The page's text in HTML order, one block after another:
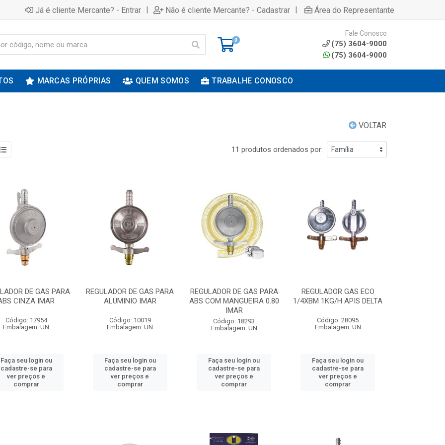
Já é cliente Mercante? - Entrar | Não é cliente Mercante? - Cadastrar | Área do Representante
0
Fale Conosco
(75) 3604-9000
(75) 3604-9000
MARCAS PRÓPRIAS QUEM SOMOS TRABALHE CONOSCO
VOLTAR
11 produtos ordenados por:
DE GAS PARA
CINZA IMAR
Código: 17954
Embalagem: UN
Faça seu login ou
cadastre-se para
ver preços e
comprar
REGULADOR DE GAS PARA
ALUMINIO IMAR
Código: 10019
Embalagem: UN
Faça seu login ou
cadastre-se para
ver preços e
comprar
REGULADOR DE GAS PARA
ABS COM MANGUEIRA 0.80
IMAR
Código: 18293
Embalagem: UN
Faça seu login ou
cadastre-se para
ver preços e
comprar
REGULADOR GAS ECO
1/4XBM 1KG/H APIS DELTA
Código: 28095
Embalagem: UN
Faça seu login ou
cadastre-se para
ver preços e
comprar